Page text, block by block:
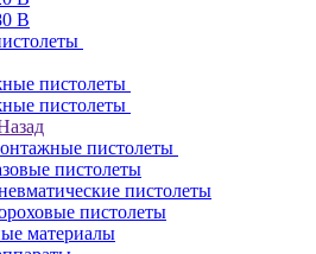
В
пистолеты
пистолеты
пистолеты
пистолеты
пистолеты
пистолеты
материалы